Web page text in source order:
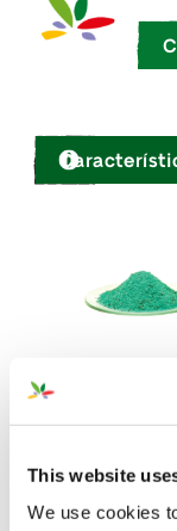
This website
We use cookies